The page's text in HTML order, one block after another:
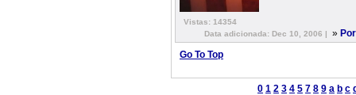
Vistas: 14354
Data adicionada: Dec 10, 2006 |
»
Go To Top
0 1 2 3 4 5 7 8 9 a b c